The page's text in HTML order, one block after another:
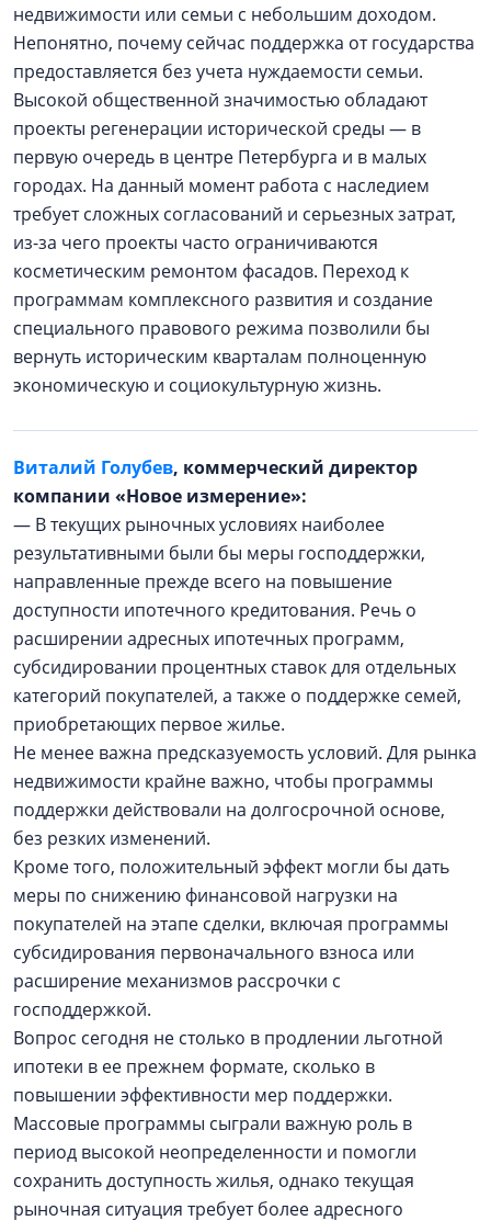
недвижимости или семьи с небольшим доходом.
Непонятно, почему сейчас поддержка от государства
предоставляется без учета нуждаемости семьи.
Высокой общественной значимостью обладают
проекты регенерации исторической среды — в
первую очередь в центре Петербурга и в малых
городах. На данный момент работа с наследием
требует сложных согласований и серьезных затрат,
из-за чего проекты часто ограничиваются
косметическим ремонтом фасадов. Переход к
программам комплексного развития и создание
специального правового режима позволили бы
вернуть историческим кварталам полноценную
экономическую и социокультурную жизнь.
Виталий Голубев, коммерческий директор
компании «Новое измерение»:
— В текущих рыночных условиях наиболее
результативными были бы меры господдержки,
направленные прежде всего на повышение
доступности ипотечного кредитования. Речь о
расширении адресных ипотечных программ,
субсидировании процентных ставок для отдельных
категорий покупателей, а также о поддержке семей,
приобретающих первое жилье.
Не менее важна предсказуемость условий. Для рынка
недвижимости крайне важно, чтобы программы
поддержки действовали на долгосрочной основе,
без резких изменений.
Кроме того, положительный эффект могли бы дать
меры по снижению финансовой нагрузки на
покупателей на этапе сделки, включая программы
субсидирования первоначального взноса или
расширение механизмов рассрочки с
господдержкой.
Вопрос сегодня не столько в продлении льготной
ипотеки в ее прежнем формате, сколько в
повышении эффективности мер поддержки.
Массовые программы сыграли важную роль в
период высокой неопределенности и помогли
сохранить доступность жилья, однако текущая
рыночная ситуация требует более адресного